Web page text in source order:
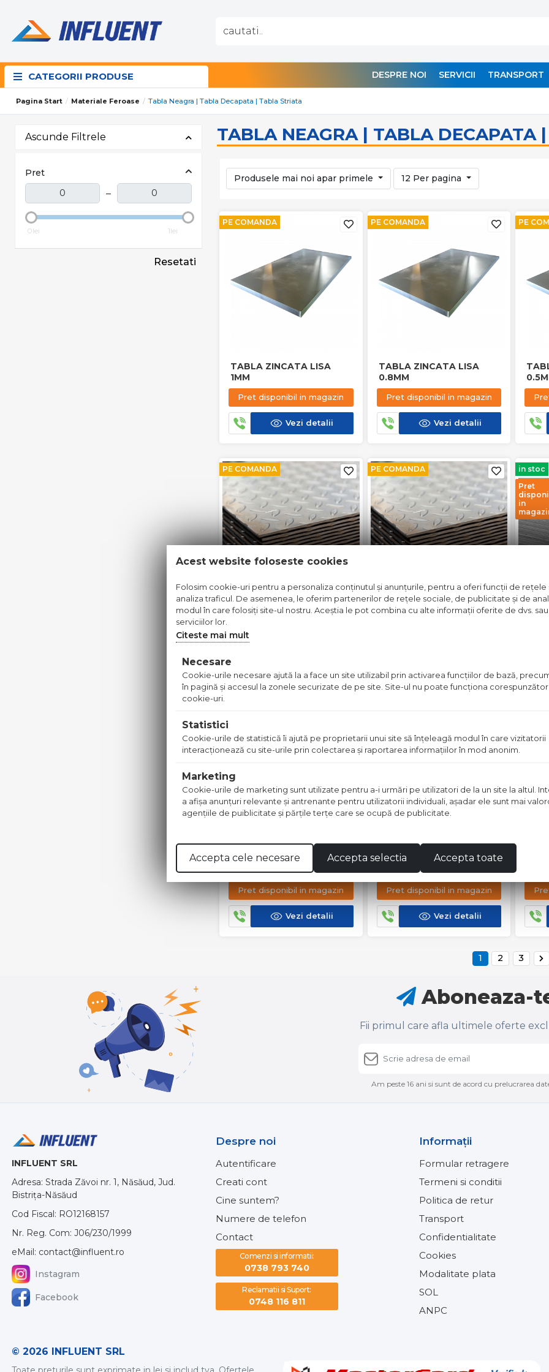
CATEGORII PRODUSE DESPRE NOI SERVICII TRANSPORT
Pagina Start Materiale Feroase Tabla Neagra | Tabla Decapata | Tabla Striata
Ascunde Filtrele
Pret
–
0lei 1lei
Resetati
TABLA NEAGRA | TABLA DECAPATA
Produsele mai noi apar primele 12 Per pagina
PE COMANDA
TABLA ZINCATA LISA
1MM
Pret disponibil in magazin
Vezi detalii
PE COMANDA
TABLA ZINCATA LISA
0.8MM
Pret disponibil in magazin
Vezi detalii
PE
PE COMANDA
TABLA NEAGRA STRIATA
Pret disponibil in magazin
PE COMANDA
TABLA NEAGRA STRIATA
in stoc
Pret
in
disponibil
in
TABLA NEAGRA 5MM
Pret disponibil in magazin
Vezi detalii
disponibil
in
TABLA NEAGRA 4MM
Pret disponibil in magazin
Vezi detalii
1 2 3
Aboneaza-
Fii primul care afla ultimele oferte
Am peste 16 ani si sunt de acord cu prelucrarea
INFLUENT SRL
Adresa: Strada Zăvoi nr. 1, Năsăud, Jud.
Bistrița-Năsăud
Cod Fiscal: RO12168157
Nr. Reg. Com: J06/230/1999
eMail: contact@influent.ro
Instagram
Facebook
Despre noi
Autentificare
Creati cont
Cine suntem?
Numere de telefon
Contact
Comenzi si informatii:
0738 793 740
Reclamatii si Suport:
0748 116 811
Informaţii
Formular retragere
Termeni si conditii
Politica de retur
Transport
Confidentialitate
Cookies
Modalitate plata
SOL
ANPC
© 2026 INFLUENT SRL
Acest website foloseste cookies
Folosim cookie-uri pentru a personaliza conținutul și anunțurile, pentru a oferi funcții de rețele
analiza traficul. De asemenea, le oferim partenerilor de rețele sociale, de publicitate și de
modul în care folosiți site-ul nostru. Aceștia le pot combina cu alte informații oferite de dvs.
serviciilor lor.
Citeste mai mult
Necesare
Cookie-urile necesare ajută la a face un site utilizabil prin activarea funcţiilor de bază,
în pagină şi accesul la zonele securizate de pe site. Site-ul nu poate funcţiona
cookie-uri.
Statistici
Cookie-urile de statistică îi ajută pe proprietarii unui site să înţeleagă modul în care vizitatorii
interacţionează cu site-urile prin colectarea şi raportarea informaţiilor în mod anonim.
Marketing
Cookie-urile de marketing sunt utilizate pentru a-i urmări pe utilizatori de la un site la altul.
a afişa anunţuri relevante şi antrenante pentru utilizatorii individuali, aşadar ele sunt mai
agenţiile de puiblicitate şi părţile terţe care se ocupă de publicitate.
Accepta cele necesare Accepta selectia Accepta toate